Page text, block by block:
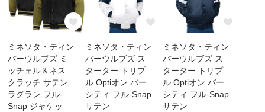
ミネソタ・ティン
バーウルブズ ミ
ッチェル＆ネス
クラッチ サテン
ラグラン フル-
Snap ジャケッ
ミネソタ・ティン
バーウルブズ ス
ターター トリプ
ル Optiオン バー
シティ フル-Snap
サテン
ミネソタ・ティン
バーウルブズ ス
ターター トリプ
ル Optiオン バー
シティ フル-Snap
サテン